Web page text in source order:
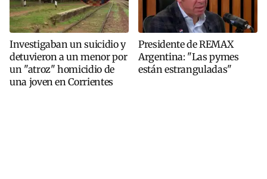
Investigaban un suicidio y
detuvieron a un menor por
un "atroz" homicidio de
una joven en Corrientes
Presidente de REMAX
Argentina: "Las pymes
están estranguladas"